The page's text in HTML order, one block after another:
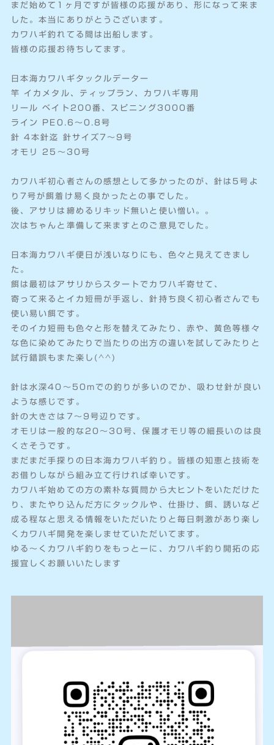
まだ始めて1ヶ月ですが皆様の応援があり、形になって来ま
した。本当にありがとうございます。
カワハギ釣れてる間は出船します。
皆様の応援お待ちしてます。
日本海カワハギタックルデーター
竿 イカメタル、ティップラン、カワハギ専用
リール ベイト200番、スピニング3000番
ライン PE0.6〜0.8号
針 4本針迄 針サイズ7〜9号
オモリ 25〜30号
カワハギ初心者さんの感想として多かったのが、針は5号よ
り7号が餌着け易く良かったとの事でした。
後、アサリは締めるリキッド無いと使い憎い。。
次はちゃんと準備して来ますとのご意見でした。
日本海カワハギ便日が浅いなりにも、色々と見えてきまし
た。
餌は最初はアサリからスタートでカワハギ寄せて、
寄って来るとイカ短冊が手返し、針持ち良く初心者さんでも
使い易い餌です。
そのイカ短冊も色々と形を替えてみたり、赤や、黄色等様々
な色に染めてみたりで当たりの出方の違いを試してみたりと
試行錯誤もまた楽し(^^)
針は水深40〜50mでの釣りが多いのでか、吸わせ針が良い
ような感じです。
針の大きさは7〜9号辺りです。
オモリは一般的な20〜30号、保護オモリ等の細長いのは良
くさそうです。
まだまだ手探りの日本海カワハギ釣り。皆様の知恵と技術を
お借りしながら組み立て行ければ幸いです。
カワハギ始めての方の素朴な質問から大ヒントをいただけた
り、またやり込んだ方にタックルや、仕掛け、餌、誘いなど
成る程なと思える情報をいただいたりと毎日刺激があり楽し
くカワハギ開発を楽しませていただいてます。
ゆる〜くカワハギ釣りをもっとーに、カワハギ釣り開拓の応
援宜しくお願いいたします